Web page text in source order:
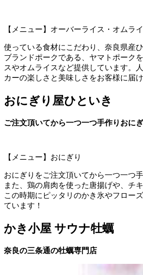
【メニュー】オーバーライス・オムラ
使っている食材にこだわり、奈良県産
ブランドポークである、ヤマトポーク
スやオムライスなど提供しています。
カーの楽しさと美味しさをお客様に届け
おにぎり屋ひといき
ご注文頂いてから一つ一つ手作りおに
【メニュー】おにぎり
おにぎりをご注文頂いてから一つ一つ
また、鶏の肩肉を使った唐揚げや、チ
この時期にピッタリのかき氷やフロー
ています！
かき小屋 サウナ牡蠣
奈良の三条通の牡蠣専門店